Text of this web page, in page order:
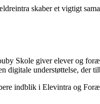
skaber et vigtigt
Skole giver elever og
digitale understøttelse, der
indblik i Elevintra og